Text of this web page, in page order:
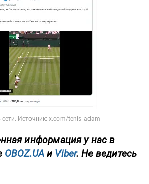
информация у нас в
OBOZ.UA и Viber. Не ведитесь